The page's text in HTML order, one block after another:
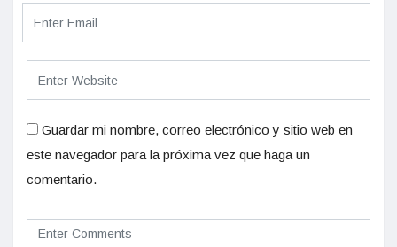
Guardar mi nombre, correo electrónico y sitio web en
este navegador para la próxima vez que haga un
comentario.